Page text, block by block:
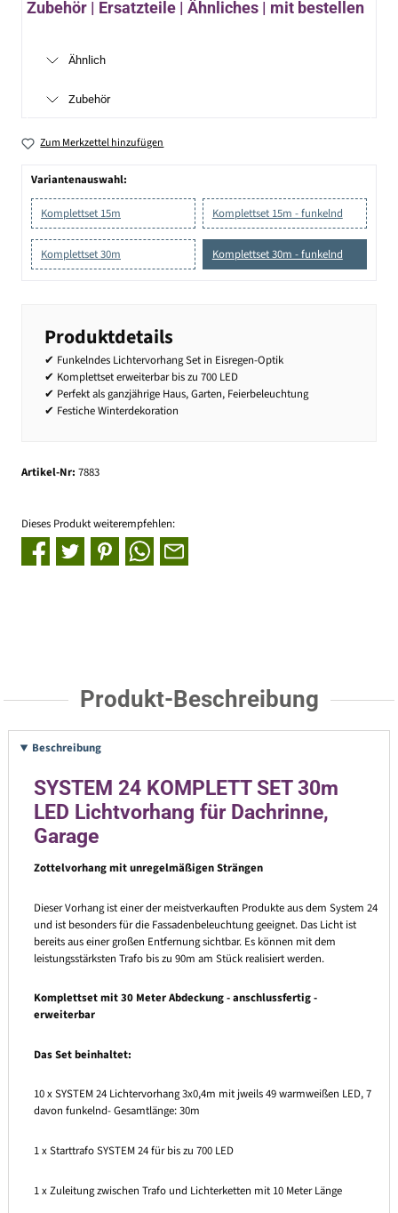
Zubehör | Ersatzteile | Ähnliches | mit bestellen
Ähnlich
Zubehör
Zum Merkzettel hinzufügen
Variantenauswahl:
Komplettset 15m Komplettset 15m - funkelnd
Komplettset 30m Komplettset 30m - funkelnd
Produktdetails
✔ Funkelndes Lichtervorhang Set in Eisregen-Optik
✔ Komplettset erweiterbar bis zu 700 LED
✔ Perfekt als ganzjährige Haus, Garten, Feierbeleuchtung
✔ Festiche Winterdekoration
Artikel-Nr: 7883
Dieses Produkt weiterempfehlen:
Produkt-Beschreibung
Beschreibung
SYSTEM 24 KOMPLETT SET 30m
LED Lichtvorhang für Dachrinne,
Garage
Zottelvorhang mit unregelmäßigen Strängen
Dieser Vorhang ist einer der meistverkauften Produkte aus dem System 24
und ist besonders für die Fassadenbeleuchtung geeignet. Das Licht ist
bereits aus einer großen Entfernung sichtbar. Es können mit dem
leistungsstärksten Trafo bis zu 90m am Stück realisiert werden.
Komplettset mit 30 Meter Abdeckung - anschlussfertig -
erweiterbar
Das Set beinhaltet:
10 x SYSTEM 24 Lichtervorhang 3x0,4m mit jweils 49 warmweißen LED, 7
davon funkelnd- Gesamtlänge: 30m
1 x Starttrafo SYSTEM 24 für bis zu 700 LED
1 x Zuleitung zwischen Trafo und Lichterketten mit 10 Meter Länge